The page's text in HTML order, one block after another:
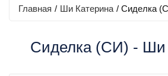
Главная / Ши Катерина / Сиделка
Сиделка (СИ) - Ши